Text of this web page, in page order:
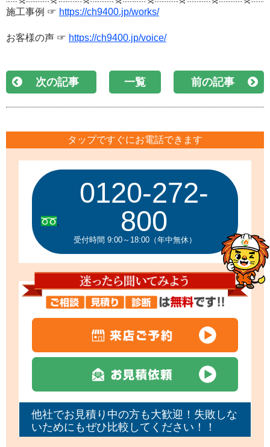
施工事例 ☞ https://ch9400.jp/works/
お客様の声 ☞ https://ch9400.jp/voice/
次の記事 一覧 前の記事
タップですぐにお電話できます
0120-272-
800
受付時間 9:00～18:00（年中無休）
他社でお見積り中の方も大歓迎！失敗しな
いためにもぜひ比較してください！！